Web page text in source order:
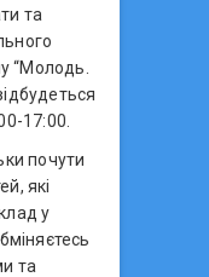
та
“Молодь.
17:00.
почути
які
у
та